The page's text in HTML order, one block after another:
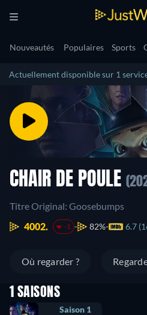
Nouveautés Populaires Sports
Actuellement disponible sur 1
CHAIR DE POULE
Titre Original: Goosebumps
4002.
-1 82% 6.7
Où regarder ?
1 SAISONS
Saison 1